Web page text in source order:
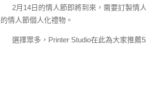
2月14日的情人節即將到來，需要訂製情
的情人節個人化禮物。
選擇眾多，Printer Studio在此為大家推